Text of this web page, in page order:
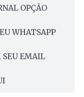
OPÇÃO
WHATSAPP
SEU EMAIL